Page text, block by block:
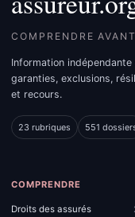
COMPRENDRE
Information
garanties, exclusions,
et recours.
23 rubriques 551
COMPRENDRE
Droits des assurés